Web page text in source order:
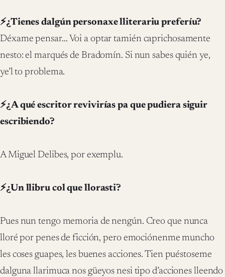
⚡¿Tienes dalgún personaxe lliterariu preferíu?
Déxame pensar… Voi a optar tamién caprichosamente
nesto: el marqués de Bradomín. Si nun sabes quién ye,
ye’l to problema.
⚡¿A qué escritor revivirías pa que pudiera siguir
escribiendo?
A Miguel Delibes, por exemplu.
⚡¿Un llibru col que llorasti?
Pues nun tengo memoria de nengún. Creo que nunca
lloré por penes de ficción, pero emociónenme muncho
les coses guapes, les buenes acciones. Tien puéstoseme
dalguna llarimuca nos güeyos nesi tipo d’acciones lleendo